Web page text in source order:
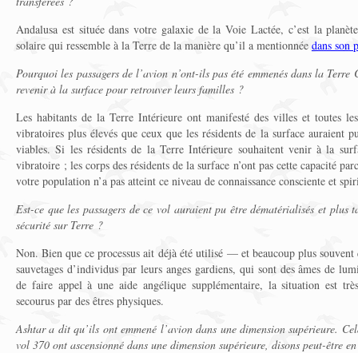
Andalusa est située dans votre galaxie de la Voie Lactée, c’est la
solaire qui ressemble à la Terre de la manière qu’il a mentionnée dans son
Pourquoi les passagers de l’avion n’ont-ils pas été emmenés dans la
revenir à la surface pour retrouver leurs familles ?
Les habitants de la Terre Intérieure ont manifesté des villes et toutes
vibratoires plus élevés que ceux que les résidents de la surface auraient
viables. Si les résidents de la Terre Intérieure souhaitent venir à la
vibratoire ; les corps des résidents de la surface n’ont pas cette capacité
votre population n’a pas atteint ce niveau de connaissance consciente et
Est-ce que les passagers de ce vol auraient pu être dématérialisés et plus
sécurité sur Terre ?
Non. Bien que ce processus ait déjà été utilisé — et beaucoup plus
sauvetages d’individus par leurs anges gardiens, qui sont des âmes de
de faire appel à une aide angélique supplémentaire, la situation est
secourus par des êtres physiques.
Ashtar a dit qu’ils ont emmené l’avion dans une dimension supérieure.
vol 370 ont ascensionné dans une dimension supérieure, disons peut-être